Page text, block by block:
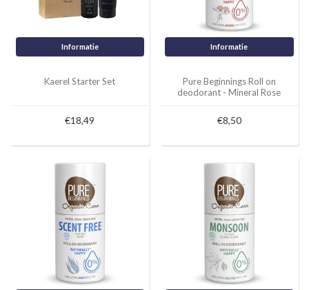
Informatie
Kaerel Starter Set
€18,49
Informatie
Pure Beginnings Roll on
deodorant - Mineral Rose
€8,50